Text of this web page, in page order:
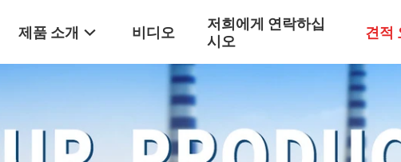
제품 소개 비디오
저희에게 연락하십
시오
견적